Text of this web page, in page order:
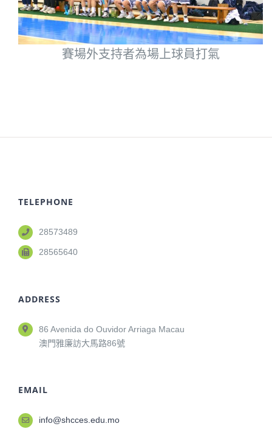
賽場外支持者為場上球員打氣
TELEPHONE
28573489
28565640
ADDRESS
86 Avenida do Ouvidor Arriaga Macau
澳門雅廉訪大馬路86號
EMAIL
info@shcces.edu.mo